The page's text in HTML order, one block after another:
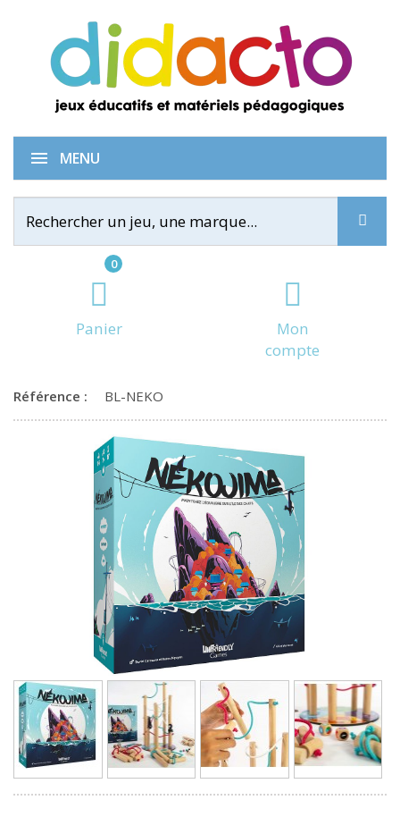
0
Panier
Mon
compte
MENU
Nekojima
Référence : BL-NEKO